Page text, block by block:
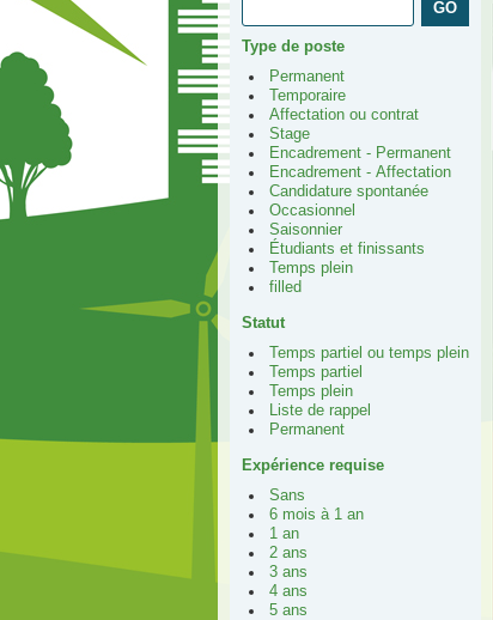
Type de poste
Permanent
Temporaire
Affectation ou contrat
Stage
Encadrement - Permanent
Encadrement - Affectation
Candidature spontanée
Occasionnel
Saisonnier
Étudiants et finissants
Temps plein
filled
Statut
Temps partiel ou temps plein
Temps partiel
Temps plein
Liste de rappel
Permanent
Expérience requise
Sans
6 mois à 1 an
1 an
2 ans
3 ans
4 ans
5 ans